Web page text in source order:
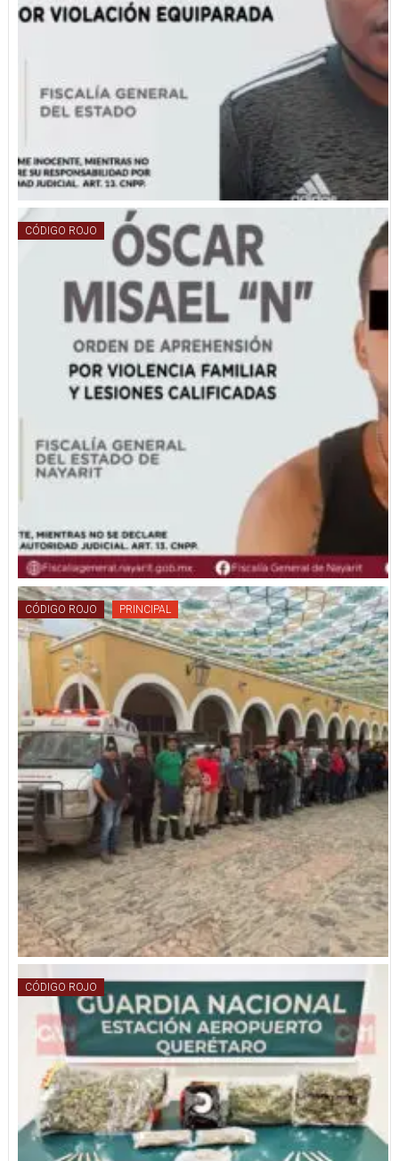
CÓDIGO ROJO
CÓDIGO ROJO PRINCIPAL
CÓDIGO ROJO